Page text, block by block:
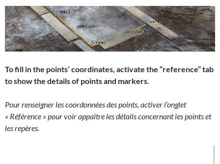
To fill in the points’ coordinates, activate the “reference” tab
to show the details of points and markers.
Pour renseigner les coordonnées des points, activer l’onglet
« Référence » pour voir appaitre les détails concernant les points et
les repères.